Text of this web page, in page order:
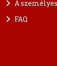
A
FAQ